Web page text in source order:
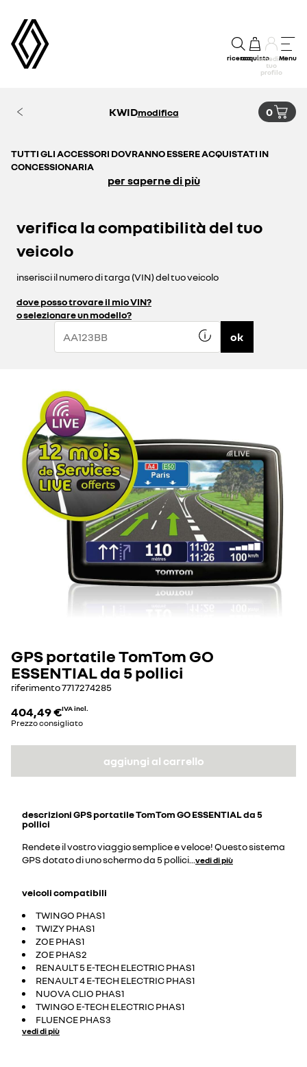
ricercaacquistoaccedi al
tuo
profilo
Menu
KWIDmodifica 0
TUTTI GLI ACCESSORI DOVRANNO ESSERE ACQUISTATI IN
CONCESSIONARIA
per saperne di più
verifica la compatibilità del tuo
veicolo
inserisci il numero di targa (VIN) del tuo veicolo
dove posso trovare il mio VIN?
o selezionare un modello?
ok
GPS portatile TomTom GO
ESSENTIAL da 5 pollici
riferimento7717274285
404,49 €IVA incl.
Prezzo consigliato
aggiungi al carrello
descrizioniGPS portatile TomTom GO ESSENTIAL da 5
pollici
Rendete il vostro viaggio semplice e veloce! Questo sistema
GPS dotato di uno schermo da 5 pollici vedi di più
veicoli compatibili
TWINGO PHAS1
TWIZY PHAS1
ZOE PHAS1
ZOE PHAS2
RENAULT 5 E-TECH ELECTRIC PHAS1
RENAULT 4 E-TECH ELECTRIC PHAS1
NUOVA CLIO PHAS1
TWINGO E-TECH ELECTRIC PHAS1
FLUENCE PHAS3
vedi di più